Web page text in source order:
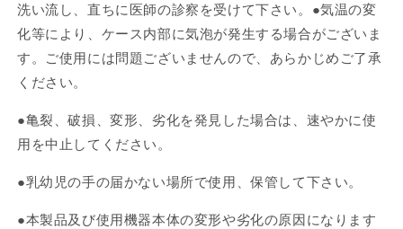
洗い流し、直ちに医師の診察を受けて下さい。●気温の変
化等により、ケース内部に気泡が発生する場合がございま
す。ご使用には問題ございませんので、あらかじめご了承
ください。
●亀裂、破損、変形、劣化を発見した場合は、速やかに使
用を中止してください。
●乳幼児の手の届かない場所で使用、保管して下さい。
●本製品及び使用機器本体の変形や劣化の原因になります